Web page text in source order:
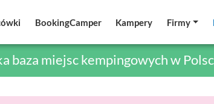
BookingCamper Kampery Firmy
baza miejsc kempingowych w
BookingCamper Kampery Firmy